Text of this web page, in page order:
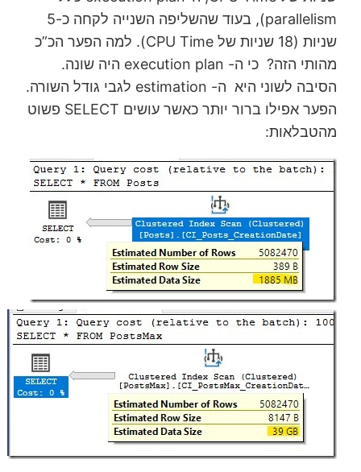
parallelism), בעוד שהשליפה השנייה לקחה כ-5
שניות (18 שניות של CPU Time). למה הפער הכ”כ
מהותי הזה? כי ה- execution plan היה שונה.
הסיבה לשוני היא ה- estimation לגבי גודל השורה.
הפער אפילו ברור יותר כאשר עושים SELECT פשוט
מהטבלאות: